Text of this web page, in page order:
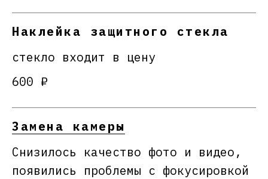
Наклейка защитного стекла
стекло входит в цену
600 ₽
Замена камеры
Снизилось качество фото и видео,
появились проблемы с фокусировкой